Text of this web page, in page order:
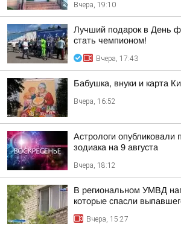
Вчера, 19:10
Лучший подарок в День
стать чемпионом!
Вчера, 17:43
Бабушка, внуки и карта
Вчера, 16:52
Астрологи опубликовали
зодиака на 9 августа
Вчера, 18:12
В региональном УМВД
которые спасли
Вчера, 15:27